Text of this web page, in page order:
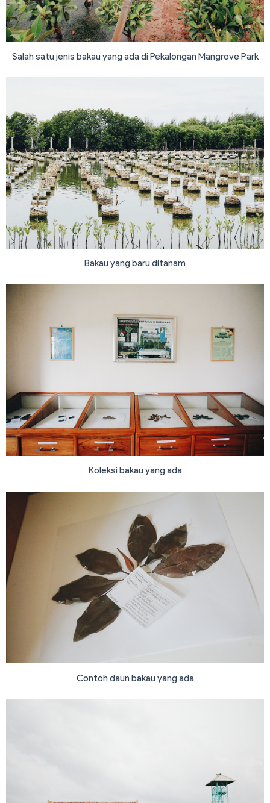
Salah satu jenis bakau yang ada di Pekalongan Mangrove Park
Bakau yang baru ditanam
Koleksi bakau yang ada
Contoh daun bakau yang ada